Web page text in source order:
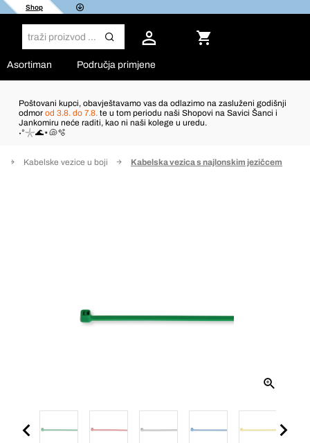
Shop
Asortiman Područja primjene
Poštovani kupci, obavještavamo vas da odlazimo na zasluženi godišnji
odmor od 3.8. do 7.8. te u tom periodu naši Shopovi na Savici Šanci i
Jankomiru neće raditi, kao ni naši kolege u uredu.
˖°𓇼🌊⋆🐚🫧
Kabelske vezice u boji Kabelska vezica s najlonskim jezičcem